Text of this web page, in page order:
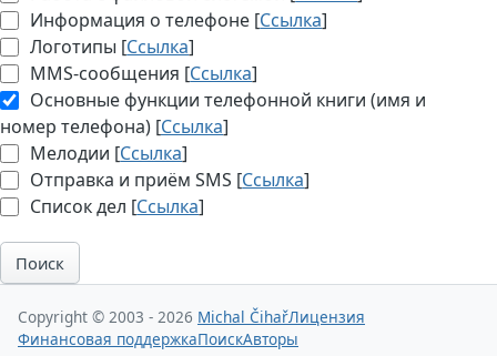
Информация о телефоне [Ссылка]
Логотипы [Ссылка]
MMS-сообщения [Ссылка]
Основные функции телефонной книги (имя и
номер телефона) [Ссылка]
Мелодии [Ссылка]
Отправка и приём SMS [Ссылка]
Список дел [Ссылка]
Поиск
Copyright © 2003 - 2026 Michal ČihařЛицензия
Финансовая поддержкаПоискАвторы